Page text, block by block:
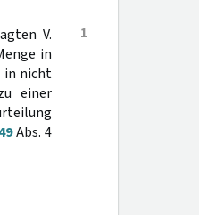
1
V.
in
in nicht
einer
Abs. 4